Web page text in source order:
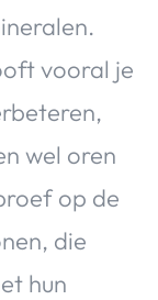
vooral je
wel oren
op de
die
hun